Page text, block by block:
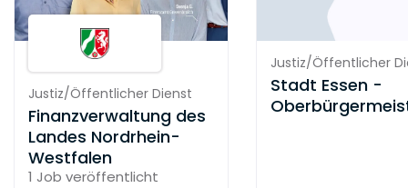
Justiz/Öffentlicher Dienst
Finanzverwaltung des
Landes Nordrhein-
Westfalen
1 Job veröffentlicht
Justiz/Öffentlicher
Stadt Essen -